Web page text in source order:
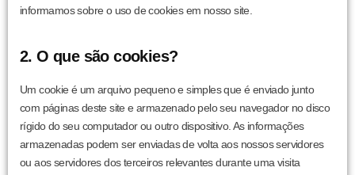
informamos sobre o uso de cookies em nosso site.
2. O que são cookies?
Um cookie é um arquivo pequeno e simples que é enviado junto
com páginas deste site e armazenado pelo seu navegador no disco
rígido do seu computador ou outro dispositivo. As informações
armazenadas podem ser enviadas de volta aos nossos servidores
ou aos servidores dos terceiros relevantes durante uma visita